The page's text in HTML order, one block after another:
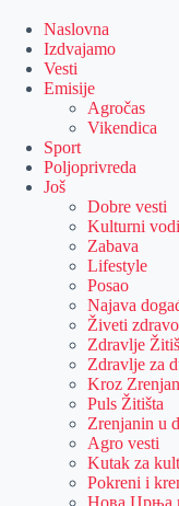
content
Naslovna
Izdvajamo
Vesti
Emisije
Agročas
Vikendica
Sport
Poljoprivreda
Još
Dobre vesti
Kulturni
Zabava
Lifestyle
Posao
Najava
Živeti zdravo
Zdravlje
Zdravlje za
Kroz
Puls Žitišta
Zrenjanin u
Agro vesti
Kutak za
Pokreni i
Нова Црња